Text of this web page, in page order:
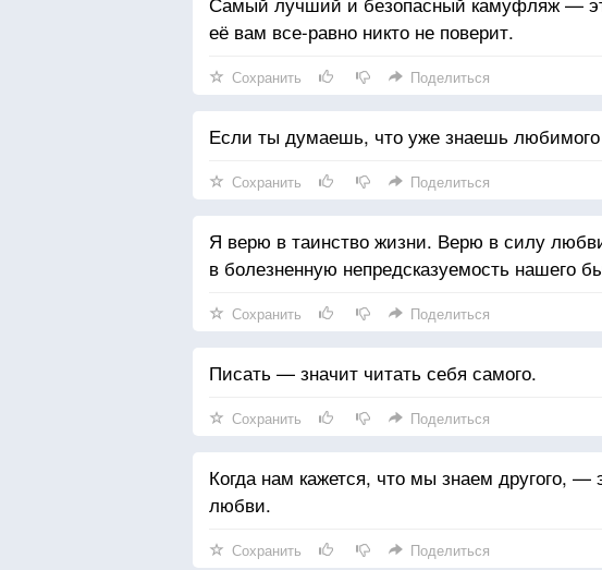
её вам все-равно никто не поверит.
Сохранить Поделиться
Если ты думаешь, что уже знаешь любимого
Сохранить Поделиться
Я верю в таинство жизни. Верю в силу
в болезненную непредсказуемость нашего
Сохранить Поделиться
Писать — значит читать себя самого.
Сохранить Поделиться
Когда нам кажется, что мы знаем другого, —
любви.
Сохранить Поделиться